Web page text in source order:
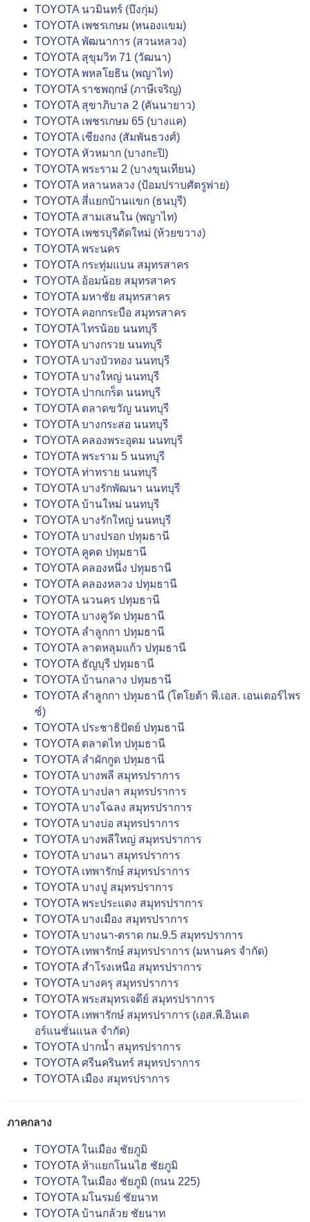
TOYOTA นวมินทร์ (บึงกุ่ม)
TOYOTA เพชรเกษม (หนองแขม)
TOYOTA พัฒนาการ (สวนหลวง)
TOYOTA สุขุมวิท 71 (วัฒนา)
TOYOTA พหลโยธิน (พญาไท)
TOYOTA ราชพฤกษ์ (ภาษีเจริญ)
TOYOTA สุขาภิบาล 2 (คันนายาว)
TOYOTA เพชรเกษม 65 (บางแค)
TOYOTA เชียงกง (สัมพันธวงศ์)
TOYOTA หัวหมาก (บางกะปิ)
TOYOTA พระราม 2 (บางขุนเทียน)
TOYOTA หลานหลวง (ป้อมปราบศัตรูพ่าย)
TOYOTA สี่แยกบ้านแขก (ธนบุรี)
TOYOTA สามเสนใน (พญาไท)
TOYOTA เพชรบุรีตัดใหม่ (ห้วยขวาง)
TOYOTA พระนคร
TOYOTA กระทุ่มแบน สมุทรสาคร
TOYOTA อ้อมน้อย สมุทรสาคร
TOYOTA มหาชัย สมุทรสาคร
TOYOTA คอกกระบือ สมุทรสาคร
TOYOTA ไทรน้อย นนทบุรี
TOYOTA บางกรวย นนทบุรี
TOYOTA บางบัวทอง นนทบุรี
TOYOTA บางใหญ่ นนทบุรี
TOYOTA ปากเกร็ด นนทบุรี
TOYOTA ตลาดขวัญ นนทบุรี
TOYOTA บางกระสอ นนทบุรี
TOYOTA คลองพระอุดม นนทบุรี
TOYOTA พระราม 5 นนทบุรี
TOYOTA ท่าทราย นนทบุรี
TOYOTA บางรักพัฒนา นนทบุรี
TOYOTA บ้านใหม่ นนทบุรี
TOYOTA บางรักใหญ่ นนทบุรี
TOYOTA บางปรอก ปทุมธานี
TOYOTA คูคต ปทุมธานี
TOYOTA คลองหนึ่ง ปทุมธานี
TOYOTA คลองหลวง ปทุมธานี
TOYOTA นวนคร ปทุมธานี
TOYOTA บางคูวัด ปทุมธานี
TOYOTA ลำลูกกา ปทุมธานี
TOYOTA ลาดหลุมแก้ว ปทุมธานี
TOYOTA ธัญบุรี ปทุมธานี
TOYOTA บ้านกลาง ปทุมธานี
TOYOTA ลำลูกกา ปทุมธานี (โตโยต้า พี.เอส. เอนเตอร์ไพร
ซ์)
TOYOTA ประชาธิปัตย์ ปทุมธานี
TOYOTA ตลาดไท ปทุมธานี
TOYOTA ลำผักกูด ปทุมธานี
TOYOTA บางพลี สมุทรปราการ
TOYOTA บางปลา สมุทรปราการ
TOYOTA บางโฉลง สมุทรปราการ
TOYOTA บางบ่อ สมุทรปราการ
TOYOTA บางพลีใหญ่ สมุทรปราการ
TOYOTA บางนา สมุทรปราการ
TOYOTA เทพารักษ์ สมุทรปราการ
TOYOTA บางปู สมุทรปราการ
TOYOTA พระประแดง สมุทรปราการ
TOYOTA บางเมือง สมุทรปราการ
TOYOTA บางนา-ตราด กม.9.5 สมุทรปราการ
TOYOTA เทพารักษ์ สมุทรปราการ (มหานคร จำกัด)
TOYOTA สำโรงเหนือ สมุทรปราการ
TOYOTA บางครุ สมุทรปราการ
TOYOTA พระสมุทรเจดีย์ สมุทรปราการ
TOYOTA เทพารักษ์ สมุทรปราการ (เอส.พี.อินเต
อร์แนชั่นแนล จำกัด)
TOYOTA ปากน้ำ สมุทรปราการ
TOYOTA ศรีนครินทร์ สมุทรปราการ
TOYOTA เมือง สมุทรปราการ
ภาคกลาง
TOYOTA ในเมือง ชัยภูมิ
TOYOTA ห้าแยกโนนไฮ ชัยภูมิ
TOYOTA ในเมือง ชัยภูมิ (ถนน 225)
TOYOTA มโนรมย์ ชัยนาท
TOYOTA บ้านกล้วย ชัยนาท